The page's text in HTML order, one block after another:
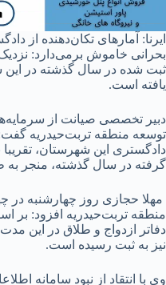
ایرنا: آمارهای تکان‌دهنده از
ثبت شده در سال گذشته در این
یافته است.
دبیر تخصصی صیانت از
توسعه منطقه تربت‌حیدریه
دادگستری این شهرستان،
گرفته در سال گذشته، منجر
مهلا حجازی روز چهارشنبه در
منطقه تربت‌حیدریه افزود: بر
نیز به ثبت رسیده‌ است.
وی با انتقاد از نبود سامانه